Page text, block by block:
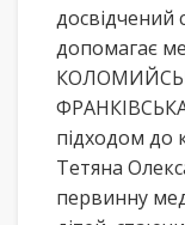
досвідчений
допомагає
ФРАНКІВСЬКА
підходом до
Тетяна
первинну